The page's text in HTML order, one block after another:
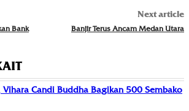
Bank
Next article
Banjir Terus Ancam Medan Utara
Candi Buddha Bagikan 500 Sembako